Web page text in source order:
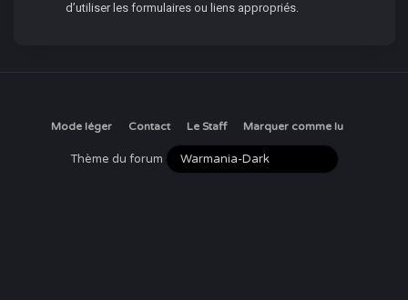
d’utiliser les formulaires ou liens appropriés.
Mode léger Contact Le Staff Marquer comme lu
Thème du forum